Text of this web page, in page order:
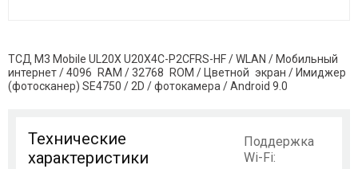
ТСД M3 Mobile UL20X U20X4C-P2CFRS-HF / WLAN / Мобильный
интернет / 4096 RAM / 32768 ROM / Цветной экран / Имиджер
(фотосканер) SE4750 / 2D / фотокамера / Android 9.0
Технические
характеристики
Поддержка
Wi-Fi: